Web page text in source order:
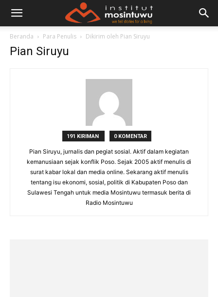
Beranda Para Penulis Dikirim oleh Pian Siruyu
Pian Siruyu
191 KIRIMAN 0 KOMENTAR
Pian Siruyu, jurnalis dan pegiat sosial. Aktif dalam kegiatan
kemanusiaan sejak konflik Poso. Sejak 2005 aktif menulis di
surat kabar lokal dan media online. Sekarang aktif menulis
tentang isu ekonomi, sosial, politik di Kabupaten Poso dan
Sulawesi Tengah untuk media Mosintuwu termasuk berita di
Radio Mosintuwu